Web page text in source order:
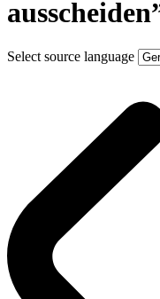
Select source language